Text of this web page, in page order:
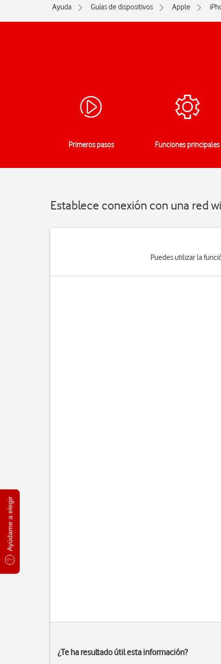
Ayúdame a elegir
Ayuda Guías de dispositivos Apple
Primeros pasos Funciones principales
Establece conexión con una red
Puedes utilizar la
¿Te ha resultado útil esta información?